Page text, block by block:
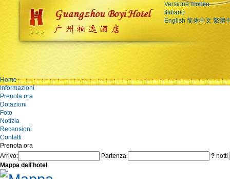
Versione mobile
Italiano
English 简体中文 繁體
Home
Informazioni
Prenota ora
Dotazioni
Foto
Notizia
Recensioni
Contatti
Prenota ora
Arrivo:
Partenza: ? notti
Mappa dell'hotel